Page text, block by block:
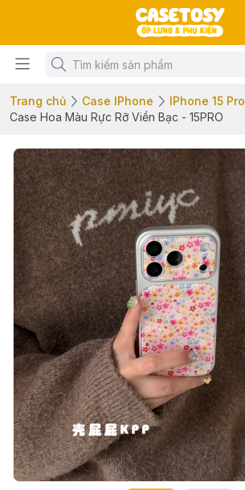
Trang chủ Case IPhone
IPhone 15 Pro
Case Hoa Màu Rực Rỡ Viền Bạc - 15PRO